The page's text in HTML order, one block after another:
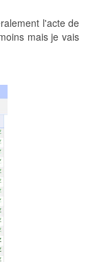
l'acte de
mais je vais